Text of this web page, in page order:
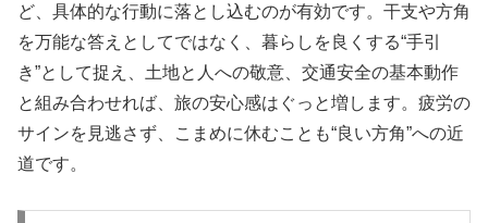
ど、具体的な行動に落とし込むのが有効です。干支や方角
を万能な答えとしてではなく、暮らしを良くする“手引
き”として捉え、土地と人への敬意、交通安全の基本動作
と組み合わせれば、旅の安心感はぐっと増します。疲労の
サインを見逃さず、こまめに休むことも“良い方角”への近
道です。